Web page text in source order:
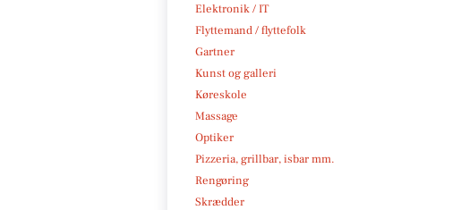
Elektronik / IT
Flyttemand / flyttefolk
Gartner
Kunst og galleri
Køreskole
Massage
Optiker
Pizzeria, grillbar, isbar mm.
Rengøring
Skrædder